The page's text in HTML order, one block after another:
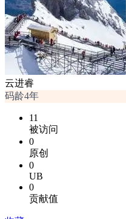
云进睿
码龄4年
11
被访问
0
原创
0
UB
0
贡献值